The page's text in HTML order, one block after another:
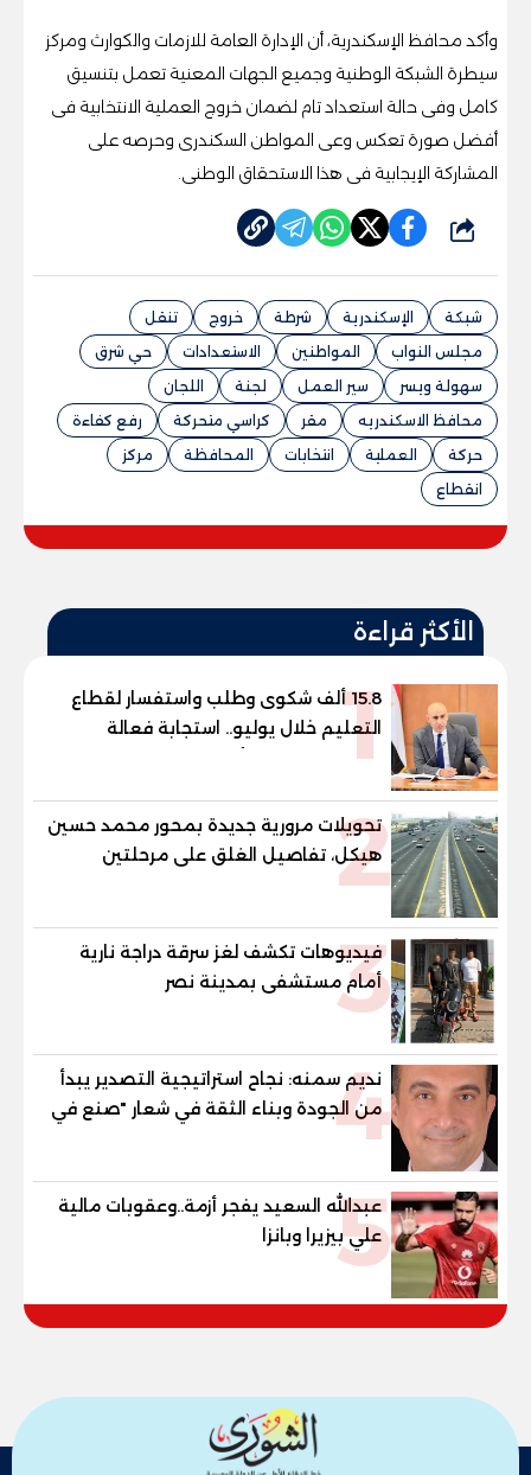
وأكد محافظ الإسكندرية، أن الإدارة العامة للازمات والكوارث ومركز
سيطرة الشبكة الوطنية وجميع الجهات المعنية تعمل بتنسيق
كامل وفى حالة استعداد تام لضمان خروج العملية الانتخابية فى
أفضل صورة تعكس وعى المواطن السكندرى وحرصه على
المشاركة الإيجابية فى هذا الاستحقاق الوطنى.
شارك
شبكة الإسكندرية شرطة خروج
تنقل
مجلس النواب
المواطنين الاستعدادات
حي شرق
سهولة ويسر
سير العمل لجنة
اللجان
محافظ الاسكندريه
مقر كراسي متحركة
رفع كفاءة
حركة
العملية انتخابات المحافظة
مركز
انقطاع
الأكثر قراءة
115.8 ألف شكوى وطلب واستفسار لقطاع
التعليم خلال يوليو.. استجابة فعالة
لشكاوى الطلاب وأولياء الأمور
2
تحويلات مرورية جديدة بمحور محمد حسين
هيكل، تفاصيل الغلق على مرحلتين
3
فيديوهات تكشف لغز سرقة دراجة نارية
أمام مستشفى بمدينة نصر
4
نديم سمنه: نجاح استراتيجية التصدير يبدأ
من الجودة وبناء الثقة في شعار "صنع في
مصر"
5
عبدالله السعيد يفجر أزمة..وعقوبات مالية
علي بيزيرا وبانزا